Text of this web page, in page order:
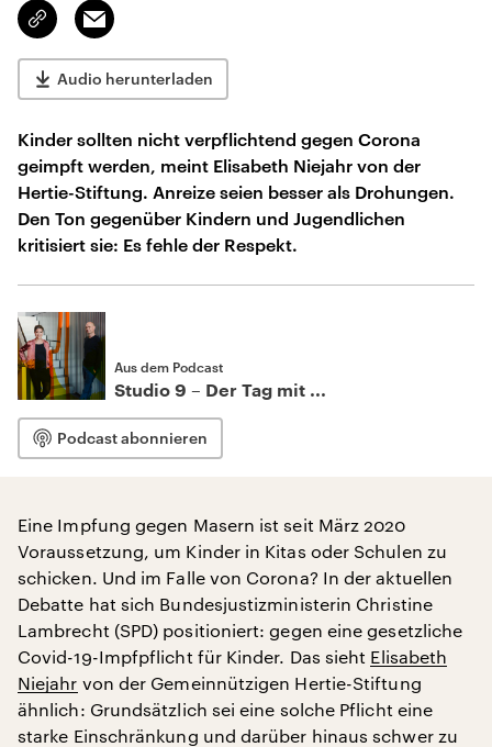
Link
kopieren/teilen
Email
Audio herunterladen
Kinder sollten nicht verpflichtend gegen Corona
geimpft werden, meint Elisabeth Niejahr von der
Hertie-Stiftung. Anreize seien besser als Drohungen.
Den Ton gegenüber Kindern und Jugendlichen
kritisiert sie: Es fehle der Respekt.
Aus dem Podcast
Studio 9 – Der Tag mit ...
Podcast abonnieren
Eine Impfung gegen Masern ist seit März 2020
Voraussetzung, um Kinder in Kitas oder Schulen zu
schicken. Und im Falle von Corona? In der aktuellen
Debatte hat sich Bundesjustizministerin Christine
Lambrecht (SPD) positioniert: gegen eine gesetzliche
Covid-19-Impfpflicht für Kinder. Das sieht Elisabeth
Niejahr von der Gemeinnützigen Hertie-Stiftung
ähnlich: Grundsätzlich sei eine solche Pflicht eine
starke Einschränkung und darüber hinaus schwer zu